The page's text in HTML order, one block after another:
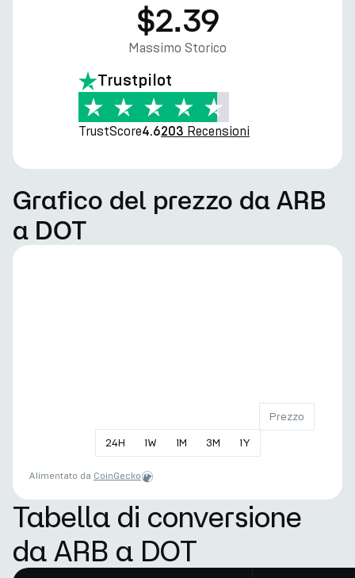
$2.39
Massimo Storico
Trustpilot
TrustScore4.6203 Recensioni
Grafico del prezzo da ARB
a DOT
24H 1W 1M 3M 1Y
Prezzo
Alimentato da CoinGecko
Tabella di conversione
da ARB a DOT